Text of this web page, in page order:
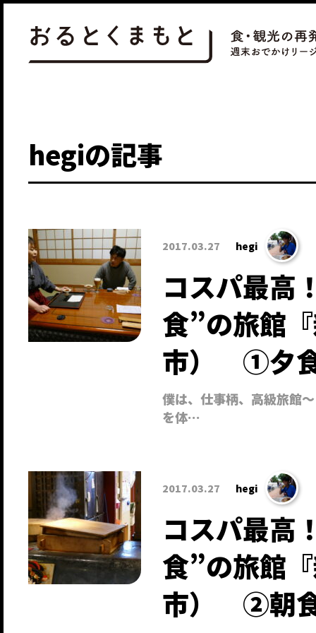
hegiの記事
2017.03.27 hegi
コスパ最高
食”の旅館
市） ①夕
僕は、仕事柄、高級旅館
を体…
2017.03.27 hegi
コスパ最高
食”の旅館
市） ②朝